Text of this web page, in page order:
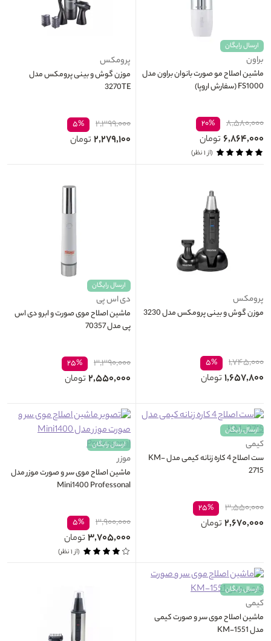
ارسال رایگان
براون
ماشین اصلاح مو صورت بانوان براون مدل
FS1000 (سفارش اروپا)
۸,۵۸۰,۰۰۰ ۲۰%
۶,۸۶۴,۰۰۰ تومان
(از ۱ نظر)
پرومکس
موزن گوش و بینی پرومکس مدل
3270TE
۲,۳۹۹,۰۰۰ ۵%
۲,۲۷۹,۱۰۰ تومان
پرومکس
موزن گوش و بینی پرومکس مدل 3230
۱,۷۴۵,۰۰۰ ۵%
۱,۶۵۷,۸۰۰ تومان
ارسال رایگان
دی اس پی
ماشین اصلاح موی صورت و ابرو دی اس
پی مدل 70357
۳,۳۹۰,۰۰۰ ۲۵%
۲,۵۵۰,۰۰۰ تومان
ارسال رایگان
کیمی
ست اصلاح 4 کاره زنانه کیمی مدل KM-
2715
۳,۵۵۰,۰۰۰ ۲۵%
۲,۶۷۰,۰۰۰ تومان
ارسال رایگان
موزر
ماشین اصلاح موی سر و صورت موزر مدل
Mini1400 Professonal
۳,۹۰۰,۰۰۰ ۵%
۳,۷۰۵,۰۰۰ تومان
(از ۱ نظر)
ارسال رایگان
کیمی
ماشین اصلاح موی سر و صورت کیمی
مدل KM-1551